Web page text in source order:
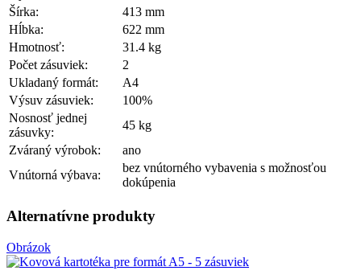
Šírka:
413 mm
Hĺbka:
622 mm
Hmotnosť:
31.4 kg
Počet zásuviek:
2
Ukladaný formát:
A4
Výsuv zásuviek:
100%
Nosnosť jednej
zásuvky:
45 kg
Zváraný výrobok:
ano
Vnútorná výbava:
bez vnútorného vybavenia s možnosťou
dokúpenia
Alternatívne produkty
Obrázok